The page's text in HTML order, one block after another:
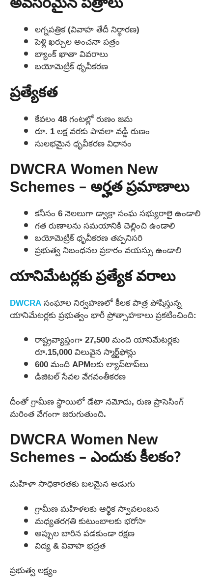
అవసరమైన పత్రాలు
లగ్నపత్రిక (వివాహ తేదీ నిర్ధారణ)
పెళ్లి ఖర్చుల అంచనా పత్రం
బ్యాంక్ ఖాతా వివరాలు
బయోమెట్రిక్ ధృవీకరణ
ప్రత్యేకత
కేవలం 48 గంటల్లో రుణం జమ
రూ. 1 లక్ష వరకు పావలా వడ్డీ రుణం
సులభమైన ధృవీకరణ విధానం
DWCRA Women New
Schemes – అర్హత ప్రమాణాలు
కనీసం 6 నెలలుగా డ్వాక్రా సంఘ సభ్యురాలై ఉండాలి
గత రుణాలను సమయానికి చెల్లించి ఉండాలి
బయోమెట్రిక్ ధృవీకరణ తప్పనిసరి
ప్రభుత్వ నిబంధనల ప్రకారం వయస్సు ఉండాలి
యానిమేటర్లకు ప్రత్యేక వరాలు
DWCRAసంఘాల నిర్వహణలో కీలక పాత్ర పోషిస్తున్న
యానిమేటర్లకు ప్రభుత్వం భారీ ప్రోత్సాహకాలు ప్రకటించింది:
రాష్ట్రవ్యాప్తంగా 27,500 మంది యానిమేటర్లకు
రూ.15,000 విలువైన స్మార్ట్‌ఫోన్లు
600 మంది APMలకు ల్యాప్‌టాప్‌లు
డిజిటల్ సేవల వేగవంతీకరణ
దీంతో గ్రామీణ స్థాయిలో డేటా నమోదు, రుణ ప్రాసెసింగ్
మరింత వేగంగా జరుగుతుంది.
DWCRA Women New
Schemes – ఎందుకు కీలకం?
మహిళా సాధికారతకు బలమైన అడుగు
గ్రామీణ మహిళలకు ఆర్థిక స్వావలంబన
మధ్యతరగతి కుటుంబాలకు భరోసా
అప్పుల బారిన పడకుండా రక్షణ
విద్య & వివాహ భద్రత
ప్రభుత్వ లక్ష్యం